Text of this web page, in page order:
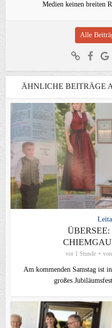
Medien keinen breiten
Alle
ÄHNLICHE BEITRÄGE
vor 1 Stunde von
Am kommenden Samstag ist
großes